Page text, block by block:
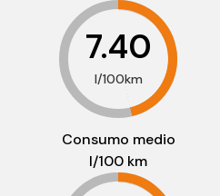
7.40
l/100km
Consumo medio
l/100 km